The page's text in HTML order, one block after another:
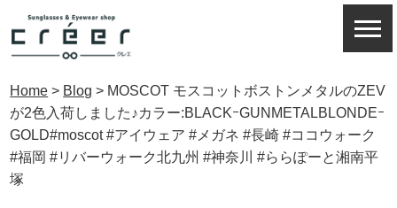
Home > Blog > MOSCOT モスコットボストンメタルのZEV
が2色入荷しました♪カラー:BLACKｰGUNMETALBLONDEｰ
GOLD#moscot #アイウェア #メガネ #長崎 #ココウォーク
#福岡 #リバーウォーク北九州 #神奈川 #ららぽーと湘南平
塚